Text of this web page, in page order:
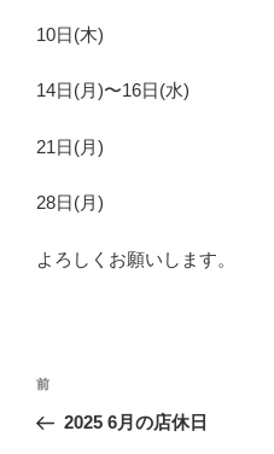
10日(木)
14日(月)〜16日(水)
21日(月)
28日(月)
よろしくお願いします。
投
ナ
前
の
前
2025 6月の店休日